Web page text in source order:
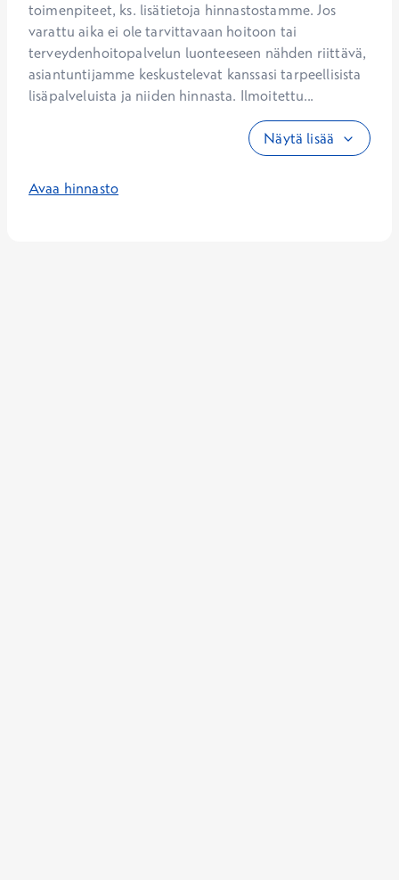
toimenpiteet, ks. lisätietoja hinnastostamme. Jos
varattu aika ei ole tarvittavaan hoitoon tai
terveydenhoitopalvelun luonteeseen nähden riittävä,
asiantuntijamme keskustelevat kanssasi tarpeellisista
lisäpalveluista ja niiden hinnasta. Ilmoitettu...
Näytä lisää
Avaa hinnasto